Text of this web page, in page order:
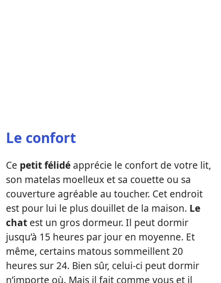
Le confort
Ce petit félidé apprécie le confort de votre lit,
son matelas moelleux et sa couette ou sa
couverture agréable au toucher. Cet endroit
est pour lui le plus douillet de la maison. Le
chat est un gros dormeur. Il peut dormir
jusqu’à 15 heures par jour en moyenne. Et
même, certains matous sommeillent 20
heures sur 24. Bien sûr, celui-ci peut dormir
n’importe où. Mais il fait comme vous et il